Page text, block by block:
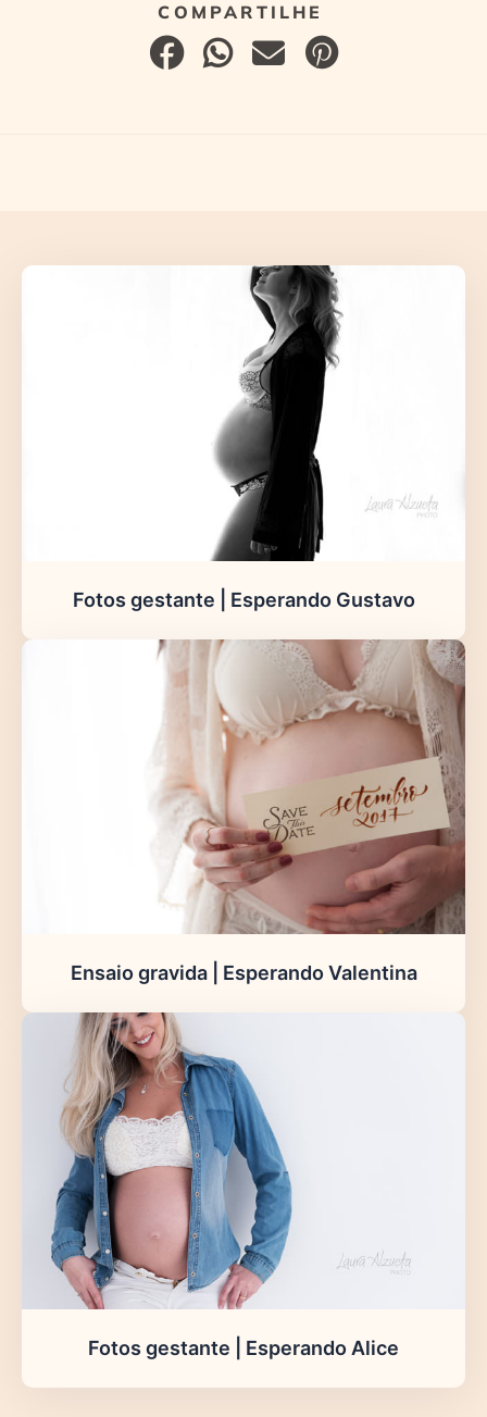
Fotos gestante | Esperando Gustavo
Ensaio gravida | Esperando Valentina
Fotos gestante | Esperando Alice